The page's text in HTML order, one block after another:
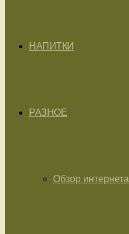
НАПИТКИ
РАЗНОЕ
Обзор интернета